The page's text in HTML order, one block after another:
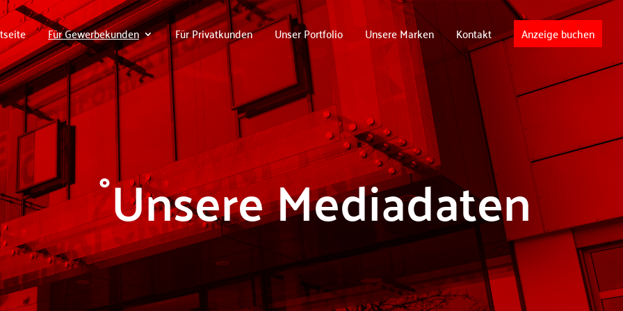
Für Gewerbekunden Für Privatkunden Unser Portfolio Unsere Marken Kontakt Anzeige buchen
Unsere Mediadaten